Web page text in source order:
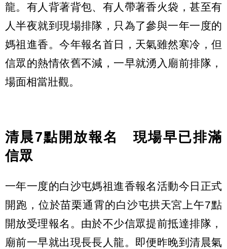
龍。有人背著背包、有人帶著香火袋，甚至有
人半夜就到現場排隊，只為了參與一年一度的
媽祖進香。今年報名首日，天氣雖然寒冷，但
信眾的熱情依舊不減，一早就湧入廟前排隊，
場面相當壯觀。
清晨7點開放報名 現場早已排滿
信眾
一年一度的白沙屯媽祖進香報名活動今日正式
開跑，位於苗栗通霄的白沙屯拱天宮上午7點
開放受理報名。由於不少信眾提前抵達排隊，
廟前一早就出現長長人龍。即便昨晚到清晨氣